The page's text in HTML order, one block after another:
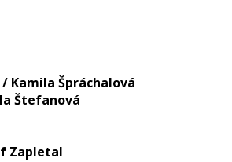
Kamila Špráchalová
Štefanová
Zapletal